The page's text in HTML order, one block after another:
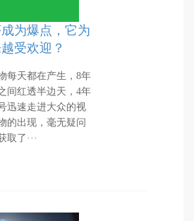
为爆点，它为
受欢迎？
每天都在产生，8年
间红透半边天，4年
迅速走进大众的视
的出现，毫无疑问
取了···